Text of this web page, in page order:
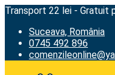
Transport 22 lei - Gratuit
Suceava, România
0745 492 896